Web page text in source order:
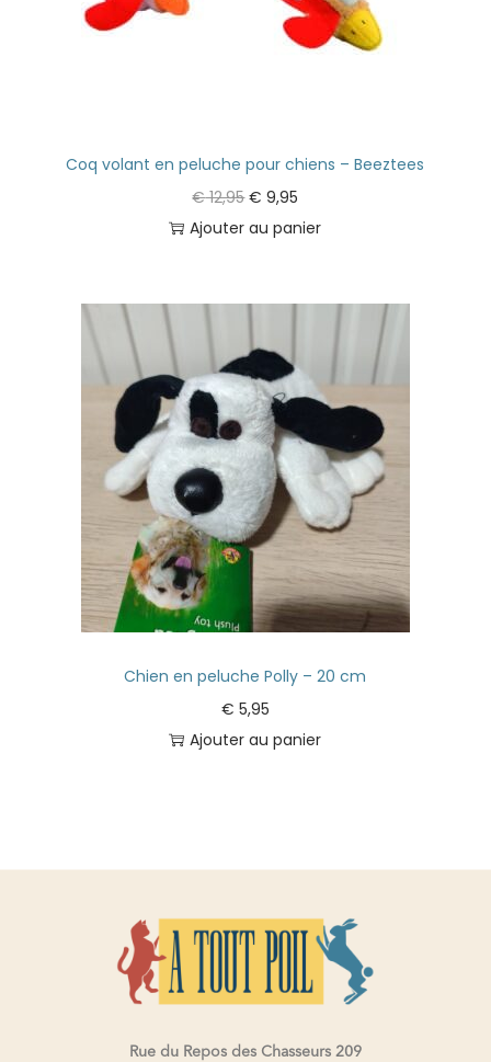
Coq volant en peluche pour chiens – Beeztees
€12,95 € 9,95
Ajouter au panier
Chien en peluche Polly – 20 cm
€ 5,95
Ajouter au panier
Rue du Repos des Chasseurs 209